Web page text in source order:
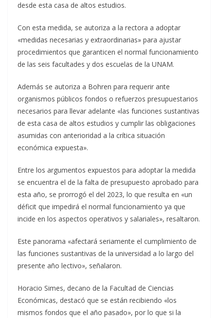
desde esta casa de altos estudios.
Con esta medida, se autoriza a la rectora a adoptar
«medidas necesarias y extraordinarias» para ajustar
procedimientos que garanticen el normal funcionamiento
de las seis facultades y dos escuelas de la UNAM.
Además se autoriza a Bohren para requerir ante
organismos públicos fondos o refuerzos presupuestarios
necesarios para llevar adelante «las funciones sustantivas
de esta casa de altos estudios y cumplir las obligaciones
asumidas con anterioridad a la crítica situación
económica expuesta».
Entre los argumentos expuestos para adoptar la medida
se encuentra el de la falta de presupuesto aprobado para
esta año, se prorrogó el del 2023, lo que resulta en «un
déficit que impedirá el normal funcionamiento ya que
incide en los aspectos operativos y salariales», resaltaron.
Este panorama «afectará seriamente el cumplimiento de
las funciones sustantivas de la universidad a lo largo del
presente año lectivo», señalaron.
Horacio Simes, decano de la Facultad de Ciencias
Económicas, destacó que se están recibiendo «los
mismos fondos que el año pasado», por lo que si la